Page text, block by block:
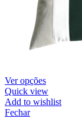
Ver opções
Quick view
Add to wishlist
Fechar